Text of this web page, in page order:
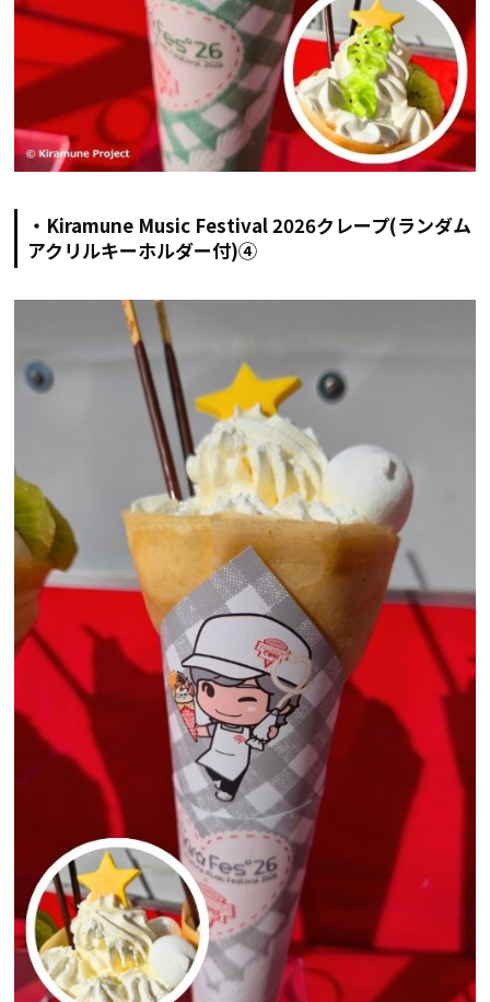
・Kiramune Music Festival 2026クレープ(ランダム
アクリルキーホルダー付)④